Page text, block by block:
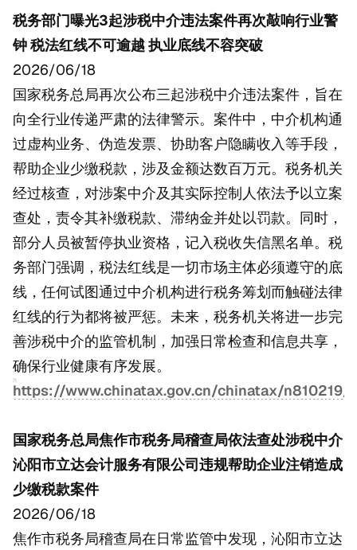
税务部门曝光3起涉税中介违法案件再次敲响行业警
钟 税法红线不可逾越 执业底线不容突破
2026/06/18
国家税务总局再次公布三起涉税中介违法案件，旨在
向全行业传递严肃的法律警示。案件中，中介机构通
过虚构业务、伪造发票、协助客户隐瞒收入等手段，
帮助企业少缴税款，涉及金额达数百万元。税务机关
经过核查，对涉案中介及其实际控制人依法予以立案
查处，责令其补缴税款、滞纳金并处以罚款。同时，
部分人员被暂停执业资格，记入税收失信黑名单。税
务部门强调，税法红线是一切市场主体必须遵守的底
线，任何试图通过中介机构进行税务筹划而触碰法律
红线的行为都将被严惩。未来，税务机关将进一步完
善涉税中介的监管机制，加强日常检查和信息共享，
确保行业健康有序发展。
https://www.chinatax.gov.cn/chinatax/
国家税务总局焦作市税务局稽查局依法查处涉税中介
沁阳市立达会计服务有限公司违规帮助企业注销造成
少缴税款案件
2026/06/18
焦作市税务局稽查局在日常监管中发现，沁阳市立达